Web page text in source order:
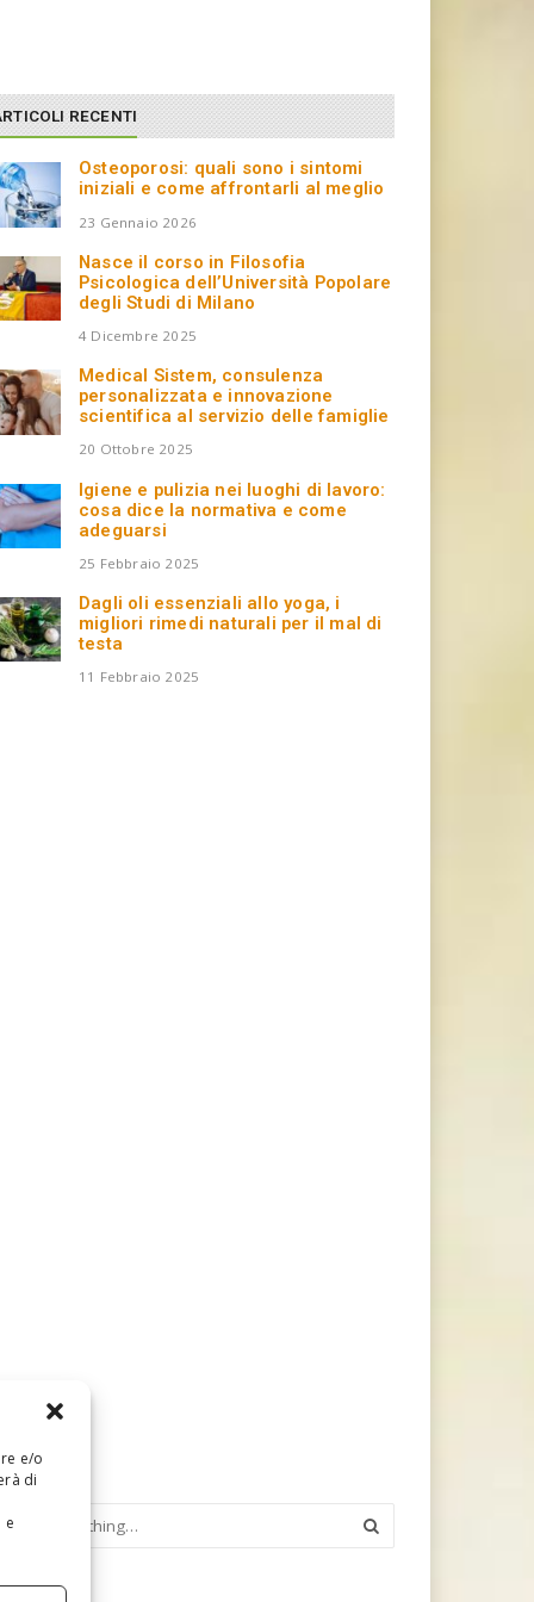
e/o
di
e
RECENTI
Osteoporosi: quali sono i sintomi
iniziali e come affrontarli al meglio
23 Gennaio 2026
Nasce il corso in Filosofia
Psicologica dell’Università Popolare
degli Studi di Milano
4 Dicembre 2025
Medical Sistem, consulenza
personalizzata e innovazione
scientifica al servizio delle famiglie
20 Ottobre 2025
Igiene e pulizia nei luoghi di lavoro:
cosa dice la normativa e come
adeguarsi
25 Febbraio 2025
Dagli oli essenziali allo yoga, i
migliori rimedi naturali per il mal di
testa
11 Febbraio 2025